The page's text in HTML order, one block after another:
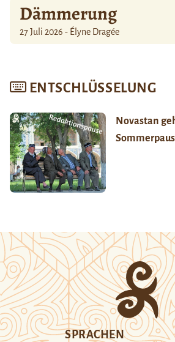
Dämmerung
27 Juli 2026 - Élyne Dragée
ENTSCHLÜSSELUNG
Novastan
SPRACHEN